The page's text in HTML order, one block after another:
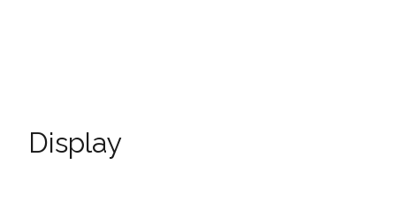
Display